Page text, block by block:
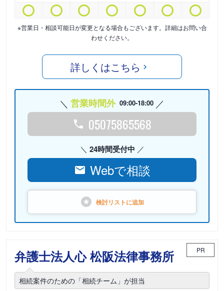
※営業日・相談可能日が変更となる場合もございます。詳細はお問い合
わせください。
詳しくはこちら
営業時間外 09:00-18:00
05075865568
24時間受付中
Webで相談
検討リストに追加
弁護士法人心 松阪法律事務所 PR
相続案件のための「相続チーム」が担当